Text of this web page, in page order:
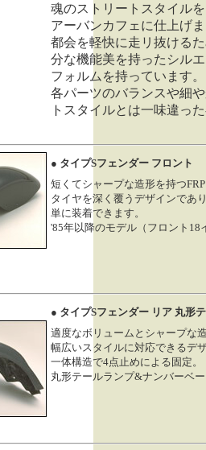
魂のストリートスタイル
アーバンカフェに仕上げ
都会を軽快に走リ抜ける
分な機能美を持ったシル
フォルムを持っています。
各パーツのバランスや細
トスタイルとは一味違っ
● タイプSフェンダー フロント
短くてシャープな造形を持つ
タイヤを深く覆うデザインであ
単に装着できます。
'85年以降のモデル（フロント18
● タイプSフェンダー リア 丸形
適度なボリュームとシャープな
幅広いスタイルに対応できるデ
一体構造で4点止めによる固定。
丸形テールランプ&ナンバーベ